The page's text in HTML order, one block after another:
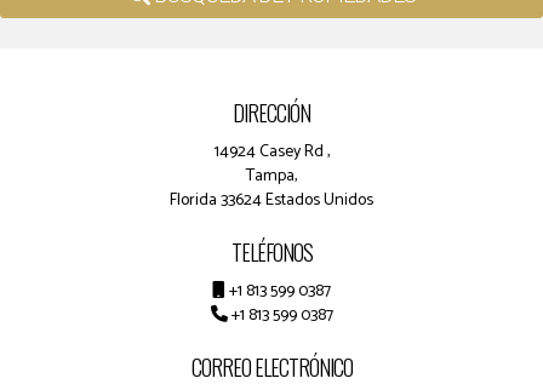
DIRECCIÓN
14924 Casey Rd ,
Tampa,
Florida 33624 Estados Unidos
TELÉFONOS
+1 813 599 0387
+1 813 599 0387
CORREO ELECTRÓNICO